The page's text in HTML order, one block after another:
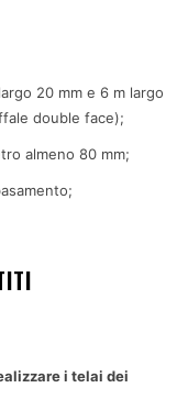
20 mm e 6 m largo
double face);
almeno 80 mm;
i telai dei